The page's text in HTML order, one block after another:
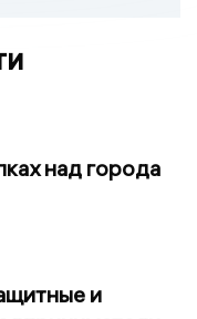
над города
и